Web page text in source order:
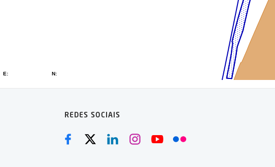
REDES SOCIAIS